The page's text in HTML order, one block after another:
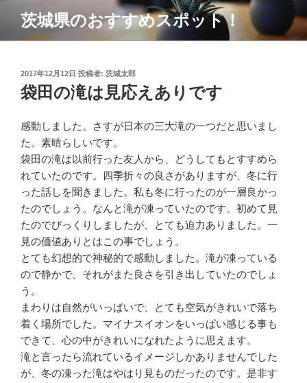
テ
茨城県のおすすめスポット！
投
稿
日:
2017年12月12日 投稿者: 茨城太郎
袋田の滝は見応えありです
感動しました。さすが日本の三大滝の一つだと思いまし
た。素晴らしいです。
袋田の滝は以前行った友人から、どうしてもとすすめら
れていたのです。四季折々の良さがありますが、冬に行
った話しを聞きました。私も冬に行ったのが一層良かっ
たのでしょう。なんと滝が凍っていたのです。初めて見
たのでびっくりしましたが、とても迫力ありました。一
見の価値ありとはこの事でしょう。
とても幻想的で神秘的で感動しました。滝が凍っている
ので静かで、それがまた良さを引き出していたのでしょ
う。
まわりは自然がいっぱいで、とても空気がきれいで落ち
着く場所でした。マイナスイオンをいっぱい感じる事も
できて、心の中がきれいになれたように思えます。
滝と言ったら流れているイメージしかありませんでした
が、冬の凍った滝はやはり見ものだったのです。是非す